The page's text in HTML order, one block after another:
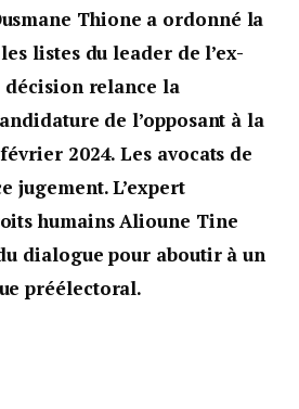
Thione a ordonné la
listes du leader de l’ex-
décision relance la
de l’opposant à la
2024. Les avocats de
jugement. L’expert
humains Alioune Tine
dialogue pour aboutir à un
préélectoral.